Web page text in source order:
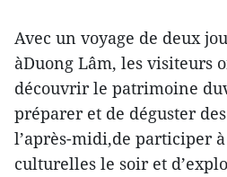
Avec un voyage de deux
àDuong Lâm, les visiteurs
découvrir le patrimoine
préparer et de déguster
l’après-midi,de participer
culturelles le soir et